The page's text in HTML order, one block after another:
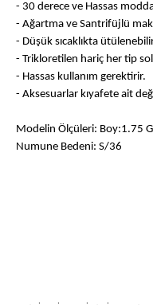
- 30 derece ve Hassas
- Ağartma ve Santrifüjlü
- Düşük sıcaklıkta
- Trikloretilen hariç her tip
- Hassas kullanım gerektirir.
- Aksesuarlar kıyafete ait
Modelin Ölçüleri: Boy:1.75
Numune Bedeni: S/36